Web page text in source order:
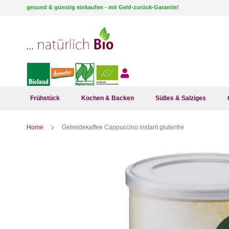
Direkt
gesund & günstig einkaufen - mit Geld-zurück-Garantie!
Frühstück Kochen & Backen Süßes & Salziges
Home Getreidekaffee Cappuccino instant glutenfre